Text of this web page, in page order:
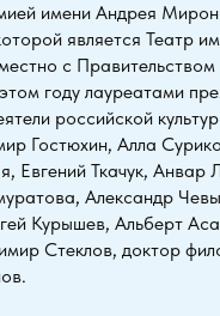
имени Андрея
является Театр
с
году лауреатами
российской
Гостюхин, Алла
Евгений Ткачук, Анвар
Александр
Курышев, Альберт
Стеклов, доктор